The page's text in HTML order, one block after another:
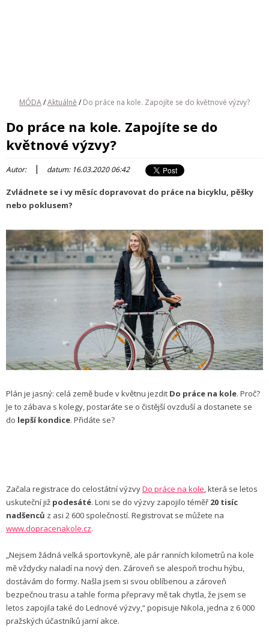
MÓDA/Aktuálně / Do práce na kole. Zapojíte se do květnové výzvy?
Do práce na kole. Zapojíte se do
květnové výzvy?
Autor: | datum: 16.03.2020 06:42
Zvládnete se i vy měsíc dopravovat do práce na bicyklu, pěšky
nebo poklusem?
Plán je jasný: celá země bude v květnu jezdit Do práce na kole. Proč?
Je to zábava s kolegy, postaráte se o čistější ovzduší a dostanete se
do lepší kondice. Přidáte se?
Začala registrace do celostátní výzvyDo práce na kole, která se letos
uskuteční již podesáté. Loni se do výzvy zapojilo téměř 20 tisíc
nadšenců z asi 2 600 společností. Registrovat se můžete na
www.dopracenakole.cz.
„Nejsem žádná velká sportovkyně, ale pár ranních kilometrů na kole
mě vždycky naladí na nový den. Zároveň se alespoň trochu hýbu,
dostávám do formy. Našla jsem si svou oblíbenou a zároveň
bezpečnou trasu a tahle forma přepravy mě tak chytla, že jsem se
letos zapojila také do Lednové výzvy,“ popisuje Nikola, jedna z 6 000
pražských účastníků jarní akce.